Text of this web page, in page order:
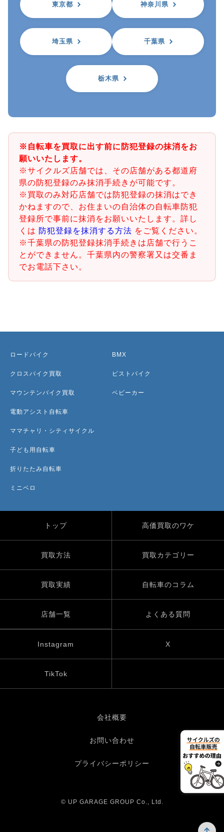
東京都 神奈川県
埼玉県 千葉県
栃木県
※自転車を買取に出す前に防犯登録の抹消をお
願いいたします。
※サイクルズ店舗では、その店舗がある都道府
県の防犯登録のみ抹消手続きが可能です。
※買取のみ対応店舗では防犯登録の抹消はでき
かねますので、お住まいの自治体の自転車防犯
登録所で事前に抹消をお願いいたします。詳し
くは 防犯登録を抹消する方法 をご覧ください。
※千葉県の防犯登録抹消手続きは店舗で行うこ
とができません。千葉県内の警察署又は交番ま
でお電話下さい。
ロードバイク
クロスバイク買取
マウンテンバイク買取
電動アシスト自転車
ママチャリ・シティサイクル
子ども用自転車
折りたたみ自転車
ミニベロ
BMX
ピストバイク
ベビーカー
トップ 高価買取のワケ
買取方法 買取カテゴリー
買取実績 自転車のコラム
店舗一覧 よくある質問
Instagram X
TikTok
会社概要
お問い合わせ
プライバシーポリシー
© UP GARAGE GROUP Co., Ltd.